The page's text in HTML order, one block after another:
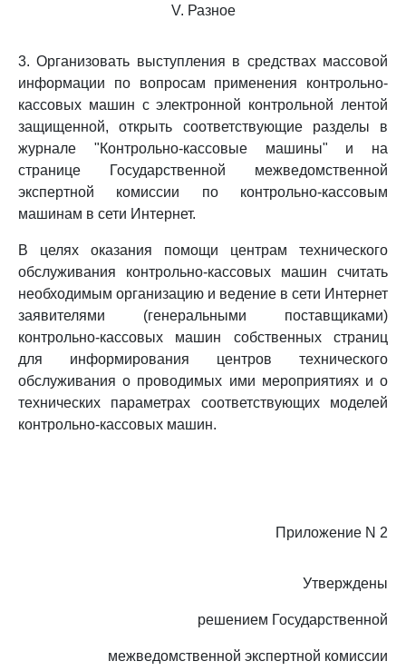
V. Разное
3. Организовать выступления в средствах массовой
информации по вопросам применения контрольно-
кассовых машин с электронной контрольной лентой
защищенной, открыть соответствующие разделы в
журнале "Контрольно-кассовые машины" и на
странице Государственной межведомственной
экспертной комиссии по контрольно-кассовым
машинам в сети Интернет.
В целях оказания помощи центрам технического
обслуживания контрольно-кассовых машин считать
необходимым организацию и ведение в сети Интернет
заявителями (генеральными поставщиками)
контрольно-кассовых машин собственных страниц
для информирования центров технического
обслуживания о проводимых ими мероприятиях и о
технических параметрах соответствующих моделей
контрольно-кассовых машин.
Приложение N 2
Утверждены
решением Государственной
межведомственной экспертной комиссии